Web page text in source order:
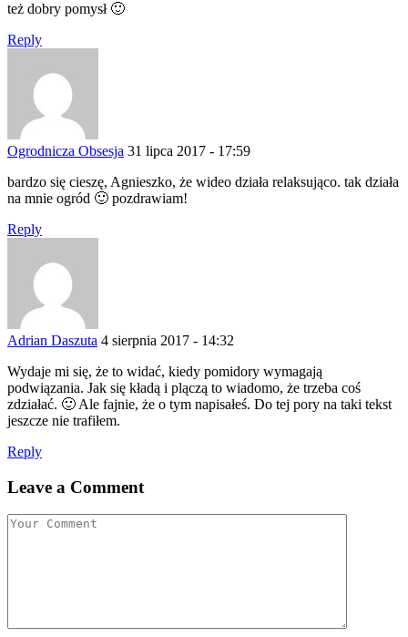
też dobry pomysł 🙂
Reply
Ogrodnicza Obsesja 31 lipca 2017 - 17:59
bardzo się cieszę, Agnieszko, że wideo działa relaksująco. tak działa
na mnie ogród 🙂 pozdrawiam!
Reply
Adrian Daszuta 4 sierpnia 2017 - 14:32
Wydaje mi się, że to widać, kiedy pomidory wymagają
podwiązania. Jak się kładą i plączą to wiadomo, że trzeba coś
zdziałać. 🙂 Ale fajnie, że o tym napisałeś. Do tej pory na taki tekst
jeszcze nie trafiłem.
Reply
Leave a Comment